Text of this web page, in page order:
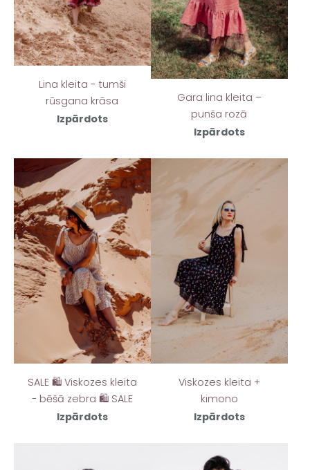
Lina kleita - tumši
rūsgana krāsa
Izpārdots
Gara lina kleita –
punša rozā
Izpārdots
SALE 🛍️ Viskozes kleita
- bēšā zebra 🛍️ SALE
Izpārdots
Viskozes kleita +
kimono
Izpārdots